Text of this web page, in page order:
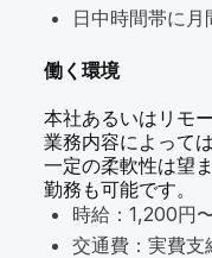
日中時間帯に
働く環境
本社あるいはリモ
業務内容によって
一定の柔軟性は望
勤務も可能です。
時給：1,200円
交通費：実費支